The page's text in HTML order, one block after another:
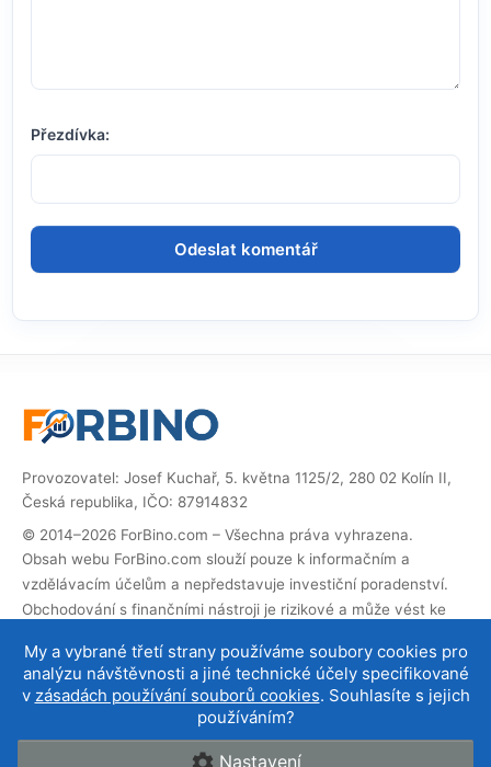
Přezdívka:
My a vybrané třetí strany používáme soubory cookies pro
analýzu návštěvnosti a jiné technické účely specifikované
v zásadách používání souborů cookies. Souhlasíte s jejich
používáním?
Nastavení
Provozovatel: Josef Kuchař, 5. května 1125/2, 280 02 Kolín II,
Česká republika, IČO: 87914832
© 2014–2026 ForBino.com – Všechna práva vyhrazena.
Obsah webu ForBino.com slouží pouze k informačním a
vzdělávacím účelům a nepředstavuje investiční poradenství.
Obchodování s finančními nástroji je rizikové a může vést ke
Web obsahuje partnerské (affiliate) odkazy. Pokud přes ně
provedete registraci, obdržíme provizi, díky které můžeme web
provozovat a dále rozvíjet. Na cenu služby pro vás to nemá
vliv a affiliate spolupráce neovlivňují našehodnocení brokerů.